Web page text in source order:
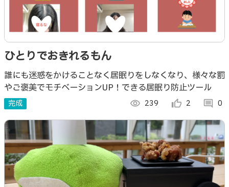
ひとりでおきれるもん
誰にも迷惑をかけることなく居眠りをしなくなり、様々な罰
やご褒美でモチベーションUP！できる居眠り防止ツール
完成 visibility 239 thumb_up_alt 2 comment 0